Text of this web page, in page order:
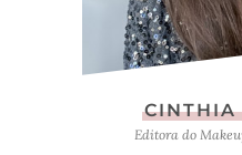
CINTHIA
Editora do